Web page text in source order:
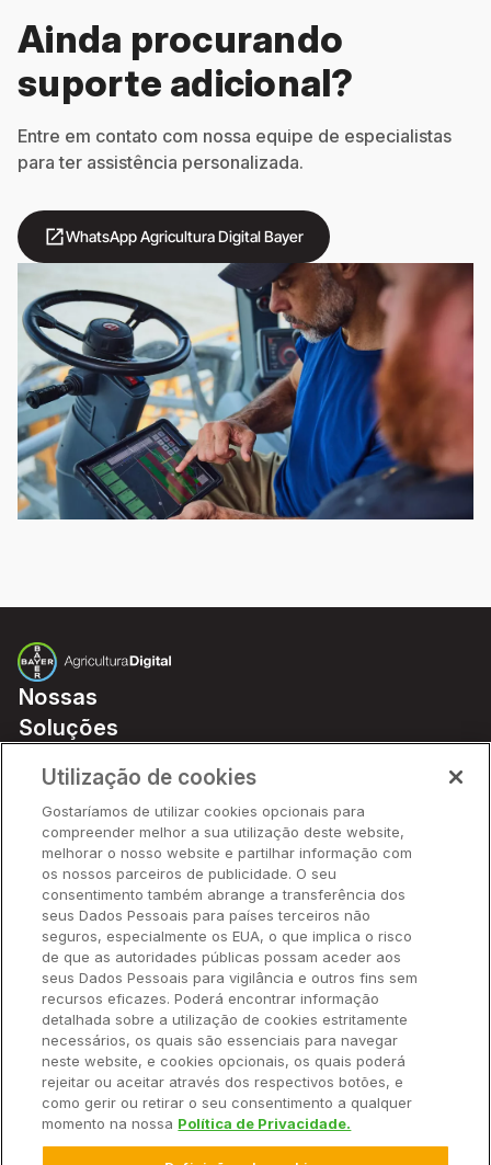
Ainda procurando
suporte adicional?
Entre em contato com nossa equipe de especialistas
para ter assistência personalizada.
WhatsApp Agricultura Digital Bayer
open_in_new
Nossas
Soluções
Parceiros
Hardware
Ajuda Rápida
Recursos
Empresa
Contato
Utilização de cookies
Gostaríamos de utilizar cookies opcionais para
compreender melhor a sua utilização deste website,
melhorar o nosso website e partilhar informação com
os nossos parceiros de publicidade. O seu
consentimento também abrange a transferência dos
seus Dados Pessoais para países terceiros não
seguros, especialmente os EUA, o que implica o risco
de que as autoridades públicas possam aceder aos
seus Dados Pessoais para vigilância e outros fins sem
recursos eficazes. Poderá encontrar informação
detalhada sobre a utilização de cookies estritamente
necessários, os quais são essenciais para navegar
neste website, e cookies opcionais, os quais poderá
rejeitar ou aceitar através dos respectivos botões, e
como gerir ou retirar o seu consentimento a qualquer
momento na nossa Política de Privacidade.